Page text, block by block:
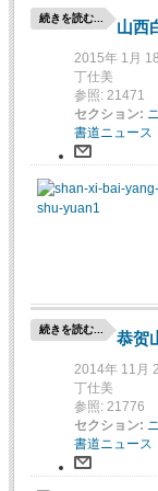
続きを読む... 山西
2015年 1月
丁仕美
参照: 21471
セクション:
書道ニュース
続きを読む... 恭贺
2014年 11月
丁仕美
参照: 21776
セクション:
書道ニュース